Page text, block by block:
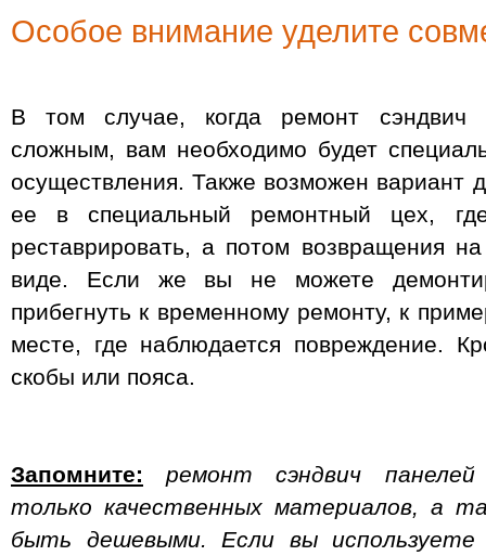
Особое внимание уделите
В том случае, когда ремонт сэндвич
сложным, вам необходимо будет
осуществления. Также возможен вариант
ее в специальный ремонтный цех,
реставрировать, а потом возвращения
виде. Если же вы не можете
прибегнуть к временному ремонту, к
месте, где наблюдается повреждение.
скобы или пояса.
Запомните:
ремонт сэндвич
только качественных материалов, а
быть дешевыми. Если вы